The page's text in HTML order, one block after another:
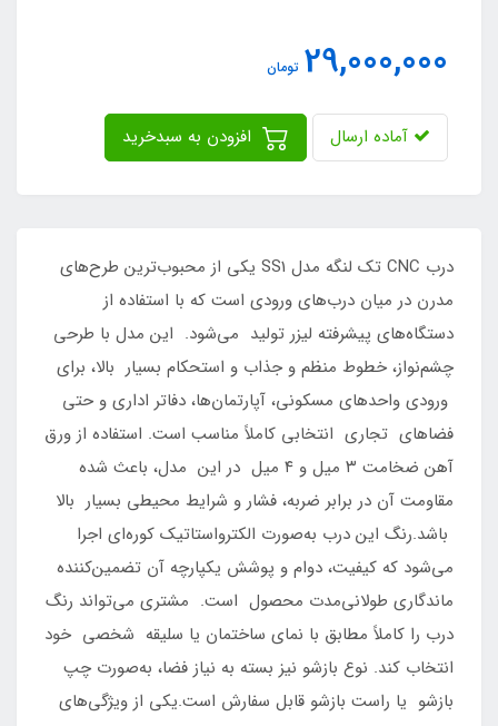
29,000,000 تومان
آماده ارسال
درب CNC تک‌ لنگه مدل SS1 یکی از محبوب‌ترین طرح‌های
مدرن در میان درب‌های ورودی است که با استفاده از
دستگاه‌های پیشرفته لیزر تولید می‌شود. این مدل با طرحی
چشم‌نواز، خطوط منظم و جذاب و استحکام بسیار بالا، برای
ورودی واحدهای مسکونی، آپارتمان‌ها، دفاتر اداری و حتی
فضاهای تجاری انتخابی کاملاً مناسب است. استفاده از ورق
آهن ضخامت ۳ میل و ۴ میل در این مدل، باعث شده
مقاومت آن در برابر ضربه، فشار و شرایط محیطی بسیار بالا
باشد.رنگ این درب به‌صورت الکترواستاتیک کوره‌ای اجرا
می‌شود که کیفیت، دوام و پوشش یکپارچه آن تضمین‌کننده
ماندگاری طولانی‌مدت محصول است. مشتری می‌تواند رنگ
درب را کاملاً مطابق با نمای ساختمان یا سلیقه شخصی خود
انتخاب کند. نوع بازشو نیز بسته به نیاز فضا، به‌صورت چپ‌
بازشو یا راست‌ بازشو قابل سفارش است.یکی از ویژگی‌های